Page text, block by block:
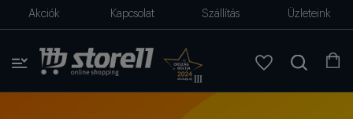
Akciók Kapcsolat Szállítás Üzleteink